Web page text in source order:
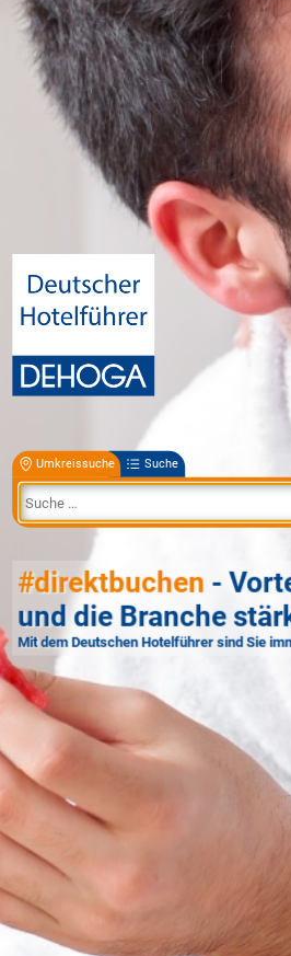
Umkreissuche Suche
#direktbuchen -
und die Branche
Mit dem Deutschen Hotelführer sind Sie